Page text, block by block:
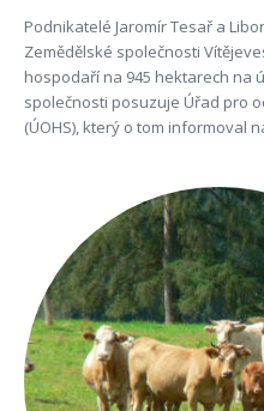
Podnikatelé Jaromír Tesař a
Zemědělské společnosti
hospodaří na 945 hektarech na
společnosti posuzuje Úřad pro
(ÚOHS), který o tom informoval